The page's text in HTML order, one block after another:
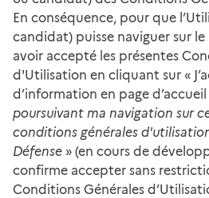
En conséquence, pour que
candidat) puisse naviguer sur
avoir accepté les présentes
d'Utilisation en cliquant sur «
d’information en page d’accueil
poursuivant ma navigation sur
conditions générales
Défense » (en cours de
confirme accepter sans
Conditions Générales